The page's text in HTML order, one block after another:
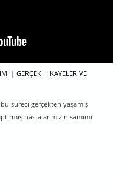
| GERÇEK HIKAYELER VE
süreci gerçekten yaşamış
hastalarımızın samimi